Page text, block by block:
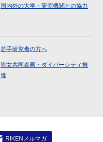
国内外の大学・研究機関との協力
若手研究者の方へ
男女共同参画・ダイバーシティ推
進
RIKENメルマガ